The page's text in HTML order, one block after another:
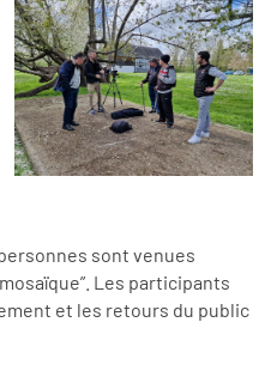
sont venues
Les participants
et les retours du public